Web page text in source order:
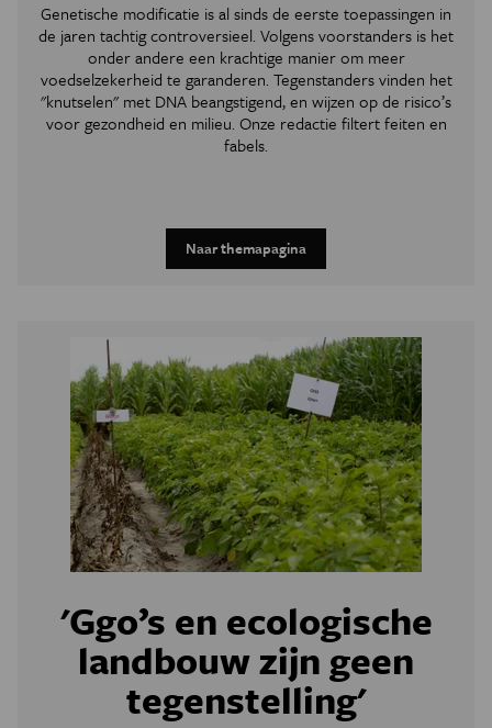
Genetische modificatie is al sinds de eerste toepassingen in
de jaren tachtig controversieel. Volgens voorstanders is het
onder andere een krachtige manier om meer
voedselzekerheid te garanderen. Tegenstanders vinden het
"knutselen" met DNA beangstigend, en wijzen op de risico’s
voor gezondheid en milieu. Onze redactie filtert feiten en
fabels.
Naar themapagina
'Ggo’s en ecologische
landbouw zijn geen
tegenstelling'